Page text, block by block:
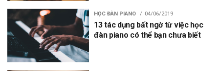
HỌC ĐÀN PIANO 04/06/2019
13 tác dụng bất ngờ từ việc học
đàn piano có thể bạn chưa biết